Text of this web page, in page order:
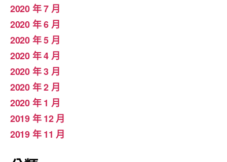
2020 年 7 月
2020 年 6 月
2020 年 5 月
2020 年 4 月
2020 年 3 月
2020 年 2 月
2020 年 1 月
2019 年 12 月
2019 年 11 月